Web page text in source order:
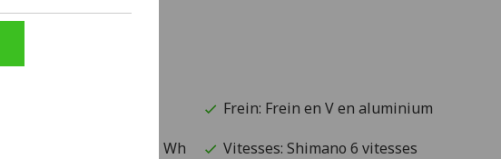
8,8 Ah, capacité 221 Wh
Frein: Frein en V en aluminium
Vitesses: Shimano 6 vitesses